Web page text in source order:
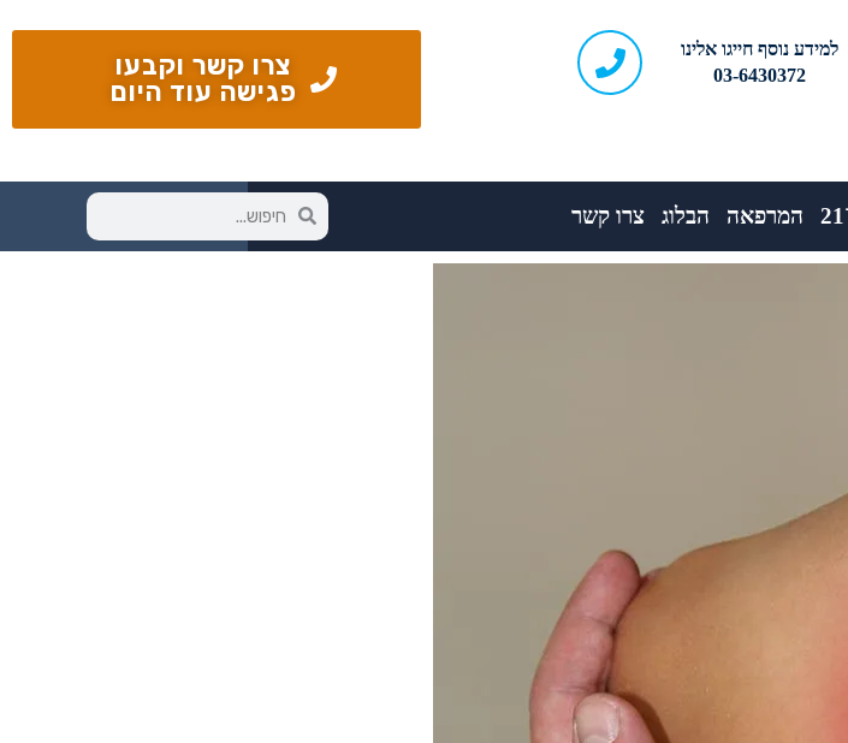
למידע נוסף חייגו אלינו
03-6430372
צרו קשר וקבעו
פגישה עוד היום
המרפאה הבלוג צרו קשר